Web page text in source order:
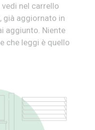
nel carrello
già aggiornato in
aggiunto. Niente
che leggi è quello